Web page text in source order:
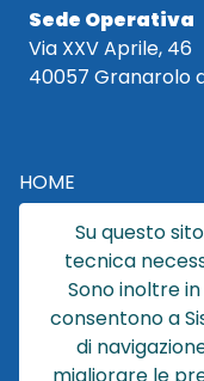
Sede Operativa
Via XXV Aprile, 46
40057 Granarolo
HOME
CATALOGO
CHI SIAMO
NEWS
CONTATTACI
CONDIZIONI DI
Su questo
tecnica
Sono inoltre
consentono a
di